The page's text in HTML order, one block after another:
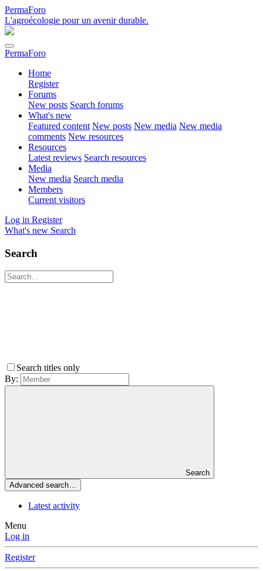
PermaForo
L'agroécologie pour un avenir durable.
PermaForo
Home
Register
Forums
New posts Search forums
What's new
Featured content New posts New media New media
comments New resources
Resources
Latest reviews Search resources
Media
New media Search media
Members
Current visitors
Log in Register
What's new Search
Search
Search titles only
By:
Search
Advanced search…
Latest activity
Menu
Log in
Register